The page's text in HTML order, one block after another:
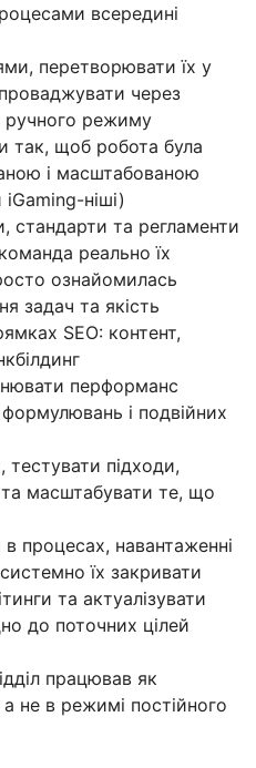
всередині
перетворювати їх у
через
ручного режиму
так, щоб робота була
і масштабованою
ніші)
стандарти та регламенти
реально їх
ознайомилась
задач та якість
SEO: контент,
перформанс
і подвійних
тестувати підходи,
та масштабувати те, що
процесах, навантаженні
їх закривати
та актуалізувати
до поточних цілей
працював як
не в режимі постійного